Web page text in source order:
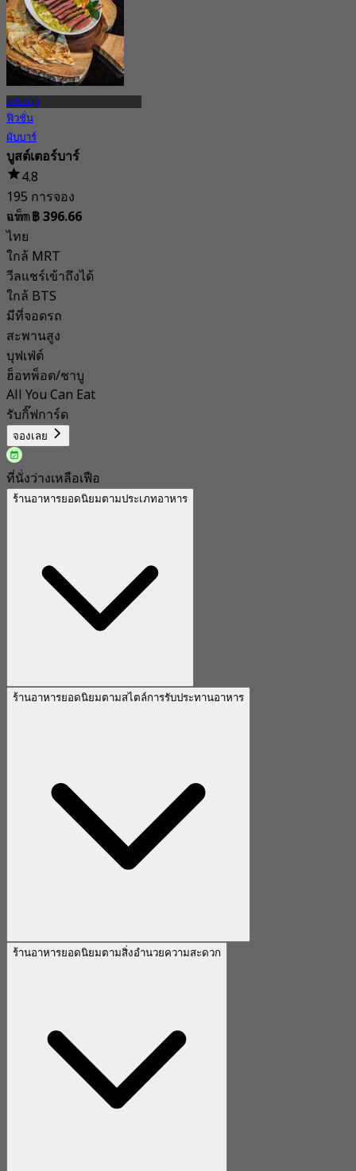
สะพานสูง
ฟิวชั่น
ผับบาร์
บูสต์เตอร์บาร์
4.8
195 การจอง
จาก฿ 396.66
แท็ก
ไทย
ใกล้ MRT
วีลแชร์เข้าถึงได้
ใกล้ BTS
มีที่จอดรถ
สะพานสูง
บุฟเฟ่ต์
ฮ็อทพ็อต/ชาบู
All You Can Eat
รับกิ๊ฟการ์ด
จองเลย
ที่นั่งว่างเหลือเฟือ
ร้านอาหารยอดนิยมตามประเภทอาหาร
ร้านอาหารยอดนิยมตามสไตล์การรับประทานอาหาร
ร้านอาหารยอดนิยมตามสิ่งอำนวยความสะดวก